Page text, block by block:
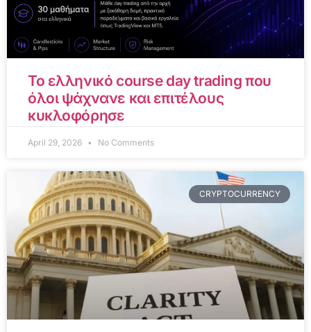
Το ελληνικό course day trading που
όλοι ψάχνανε και επιτέλους
κυκλοφόρησε
April 29, 2026 No Comments
CRYPTOCURRENCY